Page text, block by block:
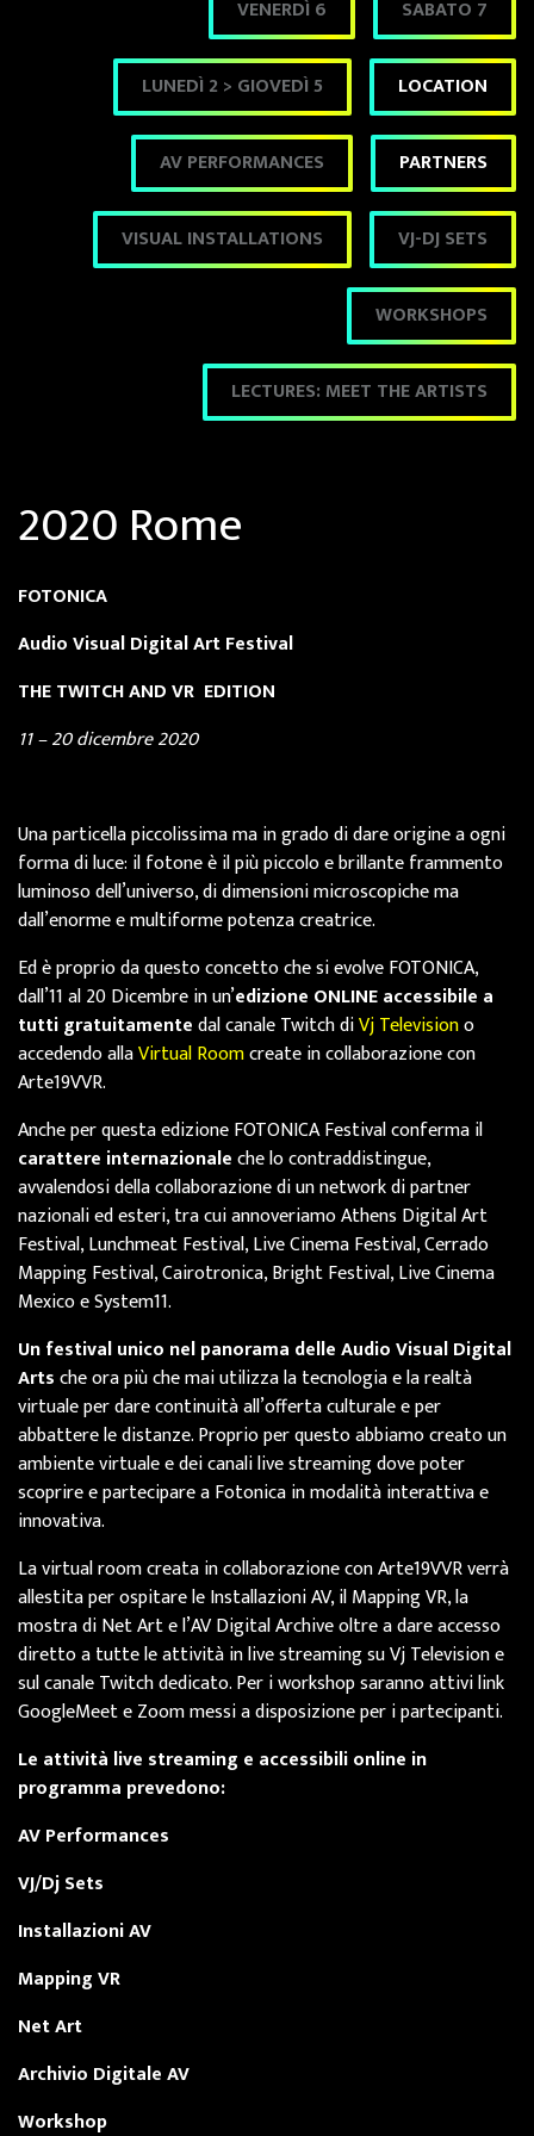
VENERDÌ 6 SABATO 7
LUNEDÌ 2 > GIOVEDÌ 5 LOCATION
AV PERFORMANCES PARTNERS
VISUAL INSTALLATIONS VJ-DJ SETS
WORKSHOPS
LECTURES: MEET THE ARTISTS
2020 Rome
FOTONICA
Audio Visual Digital Art Festival
THE TWITCH AND VR EDITION
11 – 20 dicembre 2020
Una particella piccolissima ma in grado di dare origine a ogni
forma di luce: il fotone è il più piccolo e brillante frammento
luminoso dell’universo, di dimensioni microscopiche ma
dall’enorme e multiforme potenza creatrice.
Ed è proprio da questo concetto che si evolve FOTONICA,
dall’11 al 20 Dicembre in un’edizione ONLINE accessibile a
tutti gratuitamentedal canale Twitch diVj Televisiono
accedendo allaVirtual Roomcreate in collaborazione con
Arte19VVR.
Anche per questa edizione FOTONICA Festival conferma il
carattere internazionaleche lo contraddistingue,
avvalendosi della collaborazione di un network di partner
nazionali ed esteri, tra cui annoveriamo Athens Digital Art
Festival, Lunchmeat Festival, Live Cinema Festival, Cerrado
Mapping Festival, Cairotronica, Bright Festival, Live Cinema
Mexico e System11.
Un festival unico nel panorama delle Audio Visual Digital
Artsche ora più che mai utilizza la tecnologia e la realtà
virtuale per dare continuità all’offerta culturale e per
abbattere le distanze. Proprio per questo abbiamo creato un
ambiente virtuale e dei canali live streaming dove poter
scoprire e partecipare a Fotonica in modalità interattiva e
innovativa.
La virtual room creata in collaborazione con Arte19VVR verrà
allestita per ospitare le Installazioni AV, il Mapping VR, la
mostra di Net Art e l’AV Digital Archive oltre a dare accesso
diretto a tutte le attività in live streaming su Vj Television e
sul canale Twitch dedicato. Per i workshop saranno attivi link
GoogleMeet e Zoom messi a disposizione per i partecipanti.
Le attività live streaming e accessibili online in
programma prevedono:
AV Performances
VJ/Dj Sets
Installazioni AV
Mapping VR
Net Art
Archivio Digitale AV
Workshop